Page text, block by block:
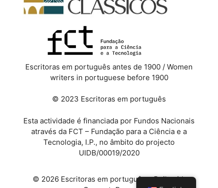
Escritoras em português antes de 1900 / Women
writers in portuguese before 1900
© 2023 Escritoras em português
Esta actividade é financiada por Fundos Nacionais
através da FCT – Fundação para a Ciência e a
Tecnologia, I.P., no âmbito do projecto
UIDB/00019/2020
© 2026 Escritoras em português• Built with